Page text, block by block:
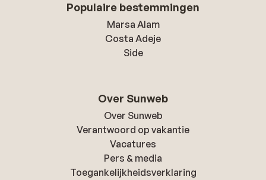
Populaire bestemmingen
Marsa Alam
Costa Adeje
Side
Over Sunweb
Over Sunweb
Verantwoord op vakantie
Vacatures
Pers & media
Toegankelijkheidsverklaring